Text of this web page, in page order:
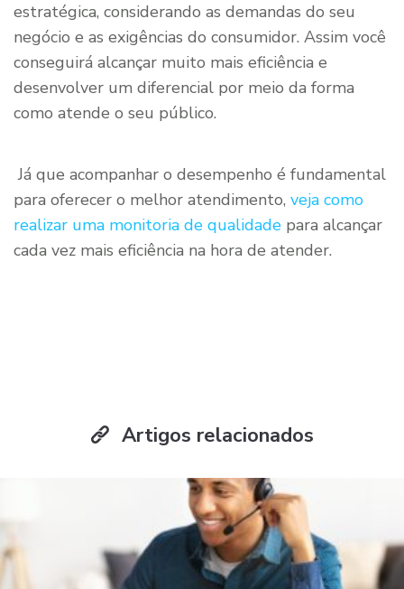
estratégica, considerando as demandas do seu
negócio e as exigências do consumidor. Assim você
conseguirá alcançar muito mais eficiência e
desenvolver um diferencial por meio da forma
como atende o seu público.
Já que acompanhar o desempenho é fundamental
para oferecer o melhor atendimento, veja como
realizar uma monitoria de qualidade para alcançar
cada vez mais eficiência na hora de atender.
Artigos relacionados